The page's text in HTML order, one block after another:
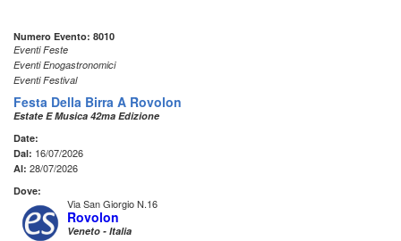
Numero Evento: 8010
Eventi Feste
Eventi Enogastronomici
Eventi Festival
Festa Della Birra A Rovolon
Estate E Musica 42ma Edizione
Date:
Dal: 16/07/2026
Al: 28/07/2026
Dove:
Via San Giorgio N.16
Rovolon
Veneto - Italia